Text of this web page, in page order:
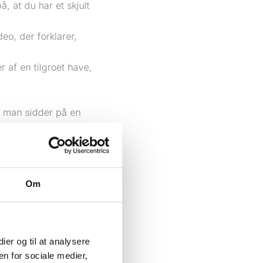
Om
og til at analysere
for sociale medier,
at du har et skjult
der forklarer,
af en tilgroet have,
sidder på en
fra
strategier, der
måde at
en trykker i 1700-